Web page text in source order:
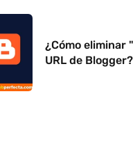
¿Cómo eliminar
URL de Blogger?